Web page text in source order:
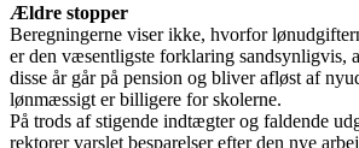
Ældre stopper
Beregningerne viser ikke, hvorfor
er den væsentligste forklaring sandsynligvis,
disse år går på pension og bliver afløst af
lønmæssigt er billigere for skolerne.
På trods af stigende indtægter og faldende
rektorer varslet besparelser efter den nye